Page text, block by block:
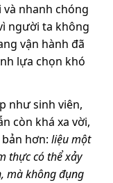
nhanh chóng
người ta không
vận hành đã
lựa chọn khó
như sinh viên,
còn khá xa vời,
hơn: liệu một
thực có thể xảy
mà không đụng